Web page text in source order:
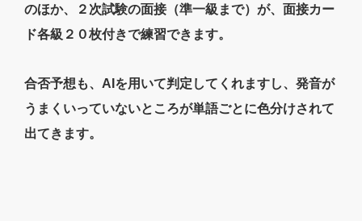
のほか、２次試験の面接（準一級まで）が、面接カー
ド各級２０枚付きで練習できます。
合否予想も、AIを用いて判定してくれますし、発音が
うまくいっていないところが単語ごとに色分けされて
出てきます。